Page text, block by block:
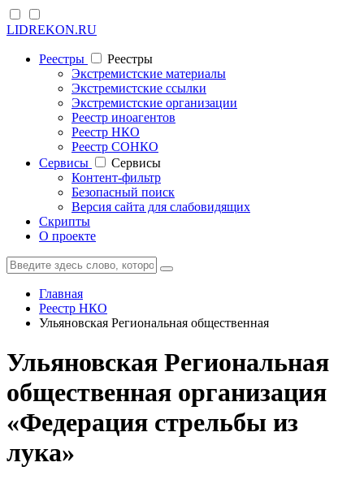
LIDREKON.RU
Реестры
Реестры
Экстремистские материалы
Экстремистские ссылки
Экстремистские организации
Реестр иноагентов
Реестр НКО
Реестр СОНКО
Cервисы
Cервисы
Контент-фильтр
Безопасный поиск
Версия сайта для слабовидящих
Скрипты
О проекте
Главная
Реестр НКО
Ульяновская Региональная общественная
Ульяновская Региональная
общественная организация
«Федерация стрельбы из
лука»